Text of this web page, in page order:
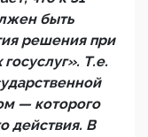
быть
решения при
Т.е.
— которого
действия. В